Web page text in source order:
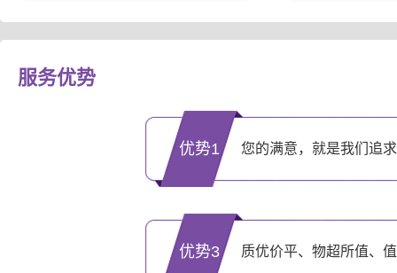
服务优势
优势1 您的满意，就是我们追
优势3 质优价平、物超所值、